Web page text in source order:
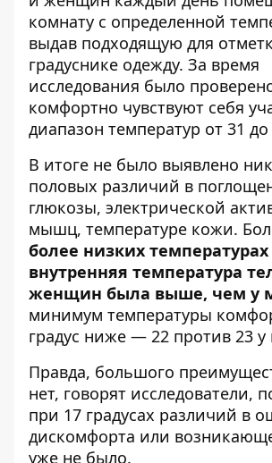
комнату с определенной
выдав подходящую для
градуснике одежду. За время
исследования было
комфортно чувствуют себя
диапазон температур от 31 до
В итоге не было выявлено
половых различий в
глюкозы, электрической
мышц, температуре кожи.
более низких температурах
внутренняя температура
женщин была выше, чем у
минимум температуры
градус ниже — 22 против 23
Правда, большого
нет, говорят исследователи,
при 17 градусах различий в
дискомфорта или
уже не было.